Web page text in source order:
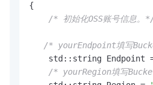
{
/* 初始化OSS账号信息。
/* yourEndpoint填写
std::string Endpoint
/* yourRegion填写